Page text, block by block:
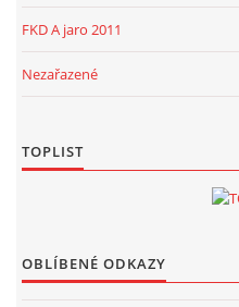
FKD A jaro 2011
Nezařazené
TOPLIST
OBLÍBENÉ ODKAZY